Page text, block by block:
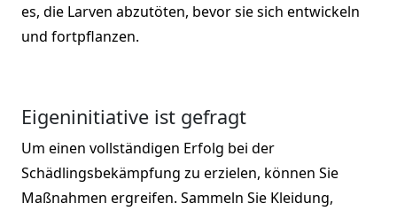
es, die Larven abzutöten, bevor sie sich entwickeln
und fortpflanzen.
Eigeninitiative ist gefragt
Um einen vollständigen Erfolg bei der
Schädlingsbekämpfung zu erzielen, können Sie
Maßnahmen ergreifen. Sammeln Sie Kleidung,